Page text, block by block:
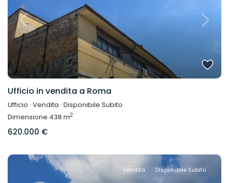
Previous Next
Ufficio in vendita a Roma
Ufficio · Vendita · Disponibile Subito
Dimensione 438 m2
620.000 €
Vendita Disponibile Subito